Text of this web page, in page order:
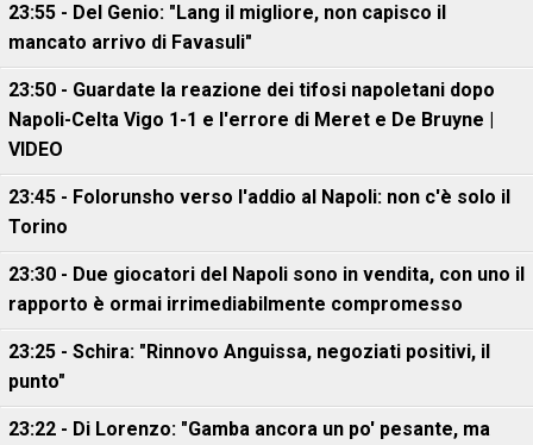
23:55 - Del Genio: "Lang il migliore, non capisco il
mancato arrivo di Favasuli"
23:50 - Guardate la reazione dei tifosi napoletani dopo
Napoli-Celta Vigo 1-1 e l'errore di Meret e De Bruyne |
VIDEO
23:45 - Folorunsho verso l'addio al Napoli: non c'è solo il
Torino
23:30 - Due giocatori del Napoli sono in vendita, con uno il
rapporto è ormai irrimediabilmente compromesso
23:25 - Schira: "Rinnovo Anguissa, negoziati positivi, il
punto"
23:22 - Di Lorenzo: "Gamba ancora un po' pesante, ma